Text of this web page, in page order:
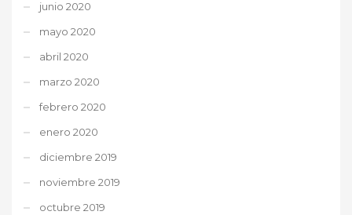
junio 2020
mayo 2020
abril 2020
marzo 2020
febrero 2020
enero 2020
diciembre 2019
noviembre 2019
octubre 2019